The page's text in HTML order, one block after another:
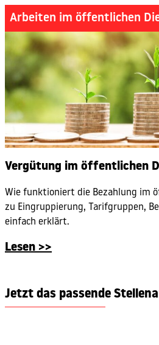
Arbeiten im öffentlichen
Vergütung im öffentlichen
Wie funktioniert die Bezahlung im
zu Eingruppierung, Tarifgruppen,
einfach erklärt.
Lesen >>
Jetzt das passende